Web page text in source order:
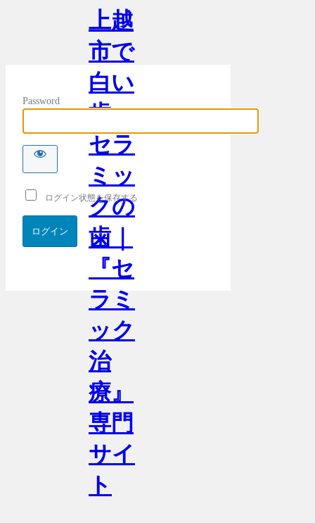
上越
市で
白い
歯・
セラ
ミッ
クの
歯｜
『セ
ラミ
ック
治
療』
専門
サイ
ト
Password
ログイン状態を保存する